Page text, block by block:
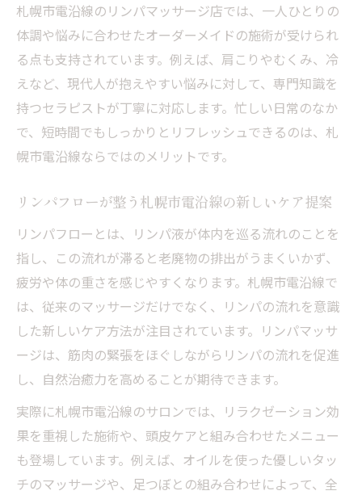
ローチ
リンパフロー施術後の肩まわりの変化と効
果実感
通いやすさ重視で札幌市電から選ぶ新提案
適な理由
ロー施術
札幌市電駅近サロンのリンパマッサージ体
験法
アクセス良好なリンパフロー店舗の選び方
ガイド
リンパマッサージを続けやすい駅近ケアの
魅力
全身バランスを整えるリンパケア体験とは
リンパフローで全身バランスを整える施術
の流れ
リンパマッサージが全身に及ぼす効果とポ
イント
札幌市電沿線のリンパマッサージ店では、一人ひとりの
体調や悩みに合わせたオーダーメイドの施術が受けられ
る点も支持されています。例えば、肩こりやむくみ、冷
えなど、現代人が抱えやすい悩みに対して、専門知識を
持つセラピストが丁寧に対応します。忙しい日常のなか
で、短時間でもしっかりとリフレッシュできるのは、札
幌市電沿線ならではのメリットです。
リンパフローが整う札幌市電沿線の新しいケア提案
リンパフローとは、リンパ液が体内を巡る流れのことを
指し、この流れが滞ると老廃物の排出がうまくいかず、
疲労や体の重さを感じやすくなります。札幌市電沿線で
は、従来のマッサージだけでなく、リンパの流れを意識
した新しいケア方法が注目されています。リンパマッサ
ージは、筋肉の緊張をほぐしながらリンパの流れを促進
し、自然治癒力を高めることが期待できます。
実際に札幌市電沿線のサロンでは、リラクゼーション効
果を重視した施術や、頭皮ケアと組み合わせたメニュー
も登場しています。例えば、オイルを使った優しいタッ
チのマッサージや、足つぼとの組み合わせによって、全